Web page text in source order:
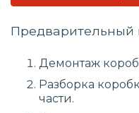
Предварительный
Демонтаж
Разборка
части.